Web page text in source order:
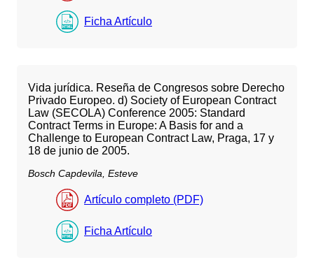
Ficha Artículo
Vida jurídica. Reseña de Congresos sobre Derecho
Privado Europeo. d) Society of European Contract
Law (SECOLA) Conference 2005: Standard
Contract Terms in Europe: A Basis for and a
Challenge to European Contract Law, Praga, 17 y
18 de junio de 2005.
Bosch Capdevila, Esteve
Artículo completo (PDF)
Ficha Artículo